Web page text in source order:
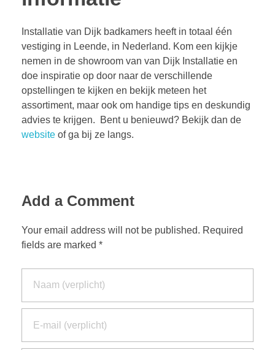
Installatie van Dijk badkamers heeft in totaal één
vestiging in Leende, in Nederland. Kom een kijkje
nemen in de showroom van van Dijk Installatie en
doe inspiratie op door naar de verschillende
opstellingen te kijken en bekijk meteen het
assortiment, maar ook om handige tips en deskundig
advies te krijgen. Bent u benieuwd? Bekijk dan de
website of ga bij ze langs.
Add a Comment
Your email address will not be published. Required
fields are marked *